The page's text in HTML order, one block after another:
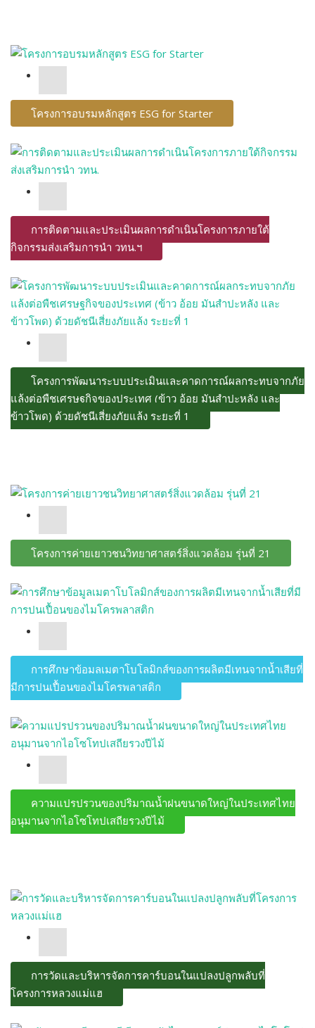
โครงการอบรมหลักสูตร ESG for Starter
การติดตามและประเมินผลการดำเนินโครงการภายใต้
กิจกรรมส่งเสริมการนำ วทน.ฯ
โครงการพัฒนาระบบประเมินและคาดการณ์ผลกระทบจากภัย
แล้งต่อพืชเศรษฐกิจของประเทศ (ข้าว อ้อย มันสำปะหลัง และ
ข้าวโพด) ด้วยดัชนีเสี่ยงภัยแล้ง ระยะที่ 1
โครงการค่ายเยาวชนวิทยาศาสตร์สิ่งแวดล้อม รุ่นที่ 21
การศึกษาข้อมูลเมตาโบโลมิกส์ของการผลิตมีเทนจากน้ำเสียที่
มีการปนเปื้อนของไมโครพลาสติก
ความแปรปรวนของปริมาณน้ำฝนขนาดใหญ่ในประเทศไทย
อนุมานจากไอโซโทปเสถียรวงปีไม้
การวัดและบริหารจัดการคาร์บอนในแปลงปลูกพลับที่
โครงการหลวงแม่แฮ